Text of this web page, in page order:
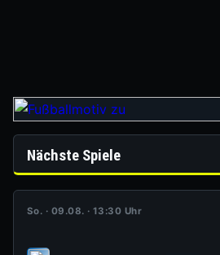
Nächste Spiele
So. · 09.08. · 13:30 Uhr